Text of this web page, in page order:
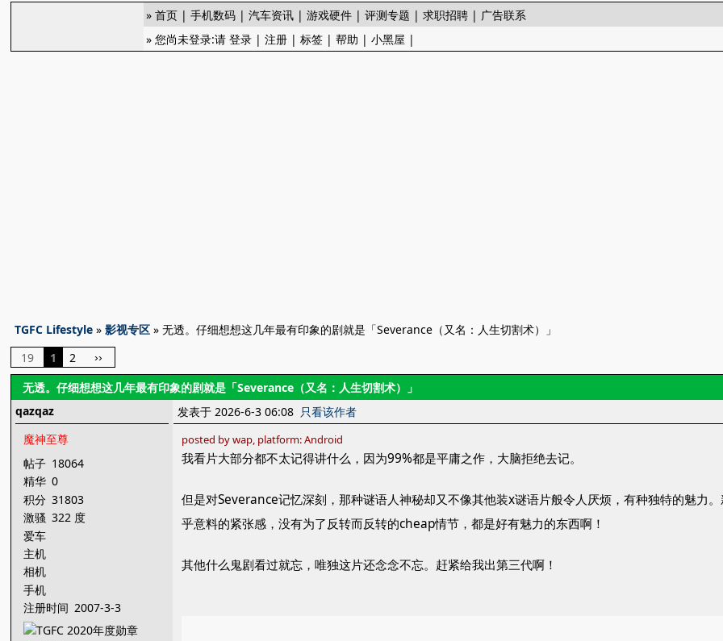
»首页 |手机数码 |汽车资讯 |游戏硬件 |评测专题 |求职招聘 | 广告联系
» 您尚未登录:请登录 |注册 |标签 |帮助 |小黑屋 |
TGFC Lifestyle »影视专区 » 无透。仔细想想这几年最有印象的剧就是「Severance（又名：人生切割术）」
19
1 2 ››
无透。仔细想想这几年最有印象的剧就是「Severance（又名：人生切割术）」
qazqaz
魔神至尊
帖子 18064
精华 0
积分 31803
激骚 322 度
爱车
主机
相机
手机
注册时间 2007-3-3
发表于 2026-6-3 06:08 只看该作者
posted by wap, platform: Android
我看片大部分都不太记得讲什么，因为99%都是平庸之作，大脑拒绝去记。
但是对Severance记忆深刻，那种谜语人神秘却又不像其他装x谜语片般令人厌烦，有种独特的魅力
乎意料的紧张感，没有为了反转而反转的cheap情节，都是好有魅力的东西啊！
其他什么鬼剧看过就忘，唯独这片还念念不忘。赶紧给我出第三代啊！